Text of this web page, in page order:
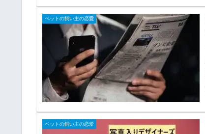
ペットの飼い主の恋愛
ペットの飼い主の恋愛